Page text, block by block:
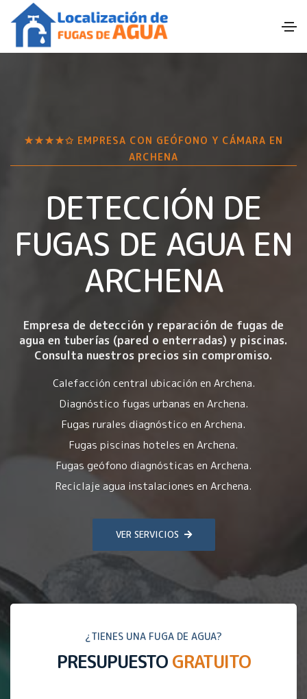
★★★★✩ EMPRESA CON GEÓFONO Y CÁMARA EN
ARCHENA
DETECCIÓN DE
FUGAS DE AGUA EN
ARCHENA
Empresa de detección y reparación de fugas de
agua en tuberías (pared o enterradas) y piscinas.
Consulta nuestros precios sin compromiso.
Calefacción central ubicación en Archena.
Diagnóstico fugas urbanas en Archena.
Fugas rurales diagnóstico en Archena.
Fugas piscinas hoteles en Archena.
Fugas geófono diagnósticas en Archena.
Reciclaje agua instalaciones en Archena.
VER SERVICIOS
¿TIENES UNA FUGA DE AGUA?
PRESUPUESTO GRATUITO